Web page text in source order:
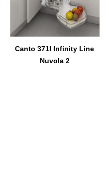
Canto 371I Infinity Line
Nuvola 2